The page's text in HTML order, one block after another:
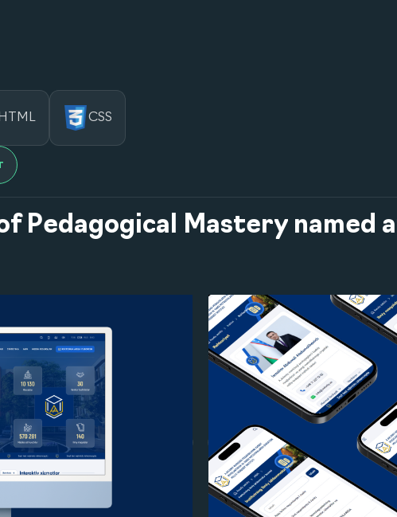
HTML CSS
Pedagogical Mastery named